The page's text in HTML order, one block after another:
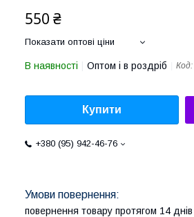
550 ₴
Показати оптові ціни
В наявності Оптом і в роздріб Код:
Купити
+380 (95) 942-46-76
повернення товару протягом 14 днів